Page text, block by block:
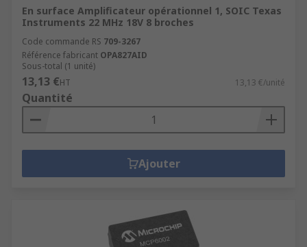
En surface Amplificateur opérationnel 1, SOIC Texas
Instruments 22 MHz 18V 8 broches
Code commande RS 709-3267
Référence fabricant OPA827AID
Sous-total (1 unité)
13,13 €HT 13,13 €/unité
Quantité
Ajouter